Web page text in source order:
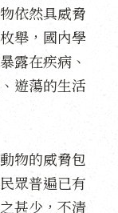
依然具威脅
舉，國內學
露在疾病、
遊蕩的生活
物的威脅包
眾普遍已有
甚少，不清